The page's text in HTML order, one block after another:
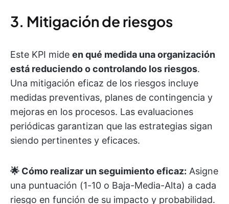
3. Mitigación de riesgos
Este KPI mide en qué medida una organización
está reduciendo o controlando los riesgos.
Una mitigación eficaz de los riesgos incluye
medidas preventivas, planes de contingencia y
mejoras en los procesos. Las evaluaciones
periódicas garantizan que las estrategias sigan
siendo pertinentes y eficaces.
🌟 Cómo realizar un seguimiento eficaz: Asigne
una puntuación (1-10 o Baja-Media-Alta) a cada
riesgo en función de su impacto y probabilidad.